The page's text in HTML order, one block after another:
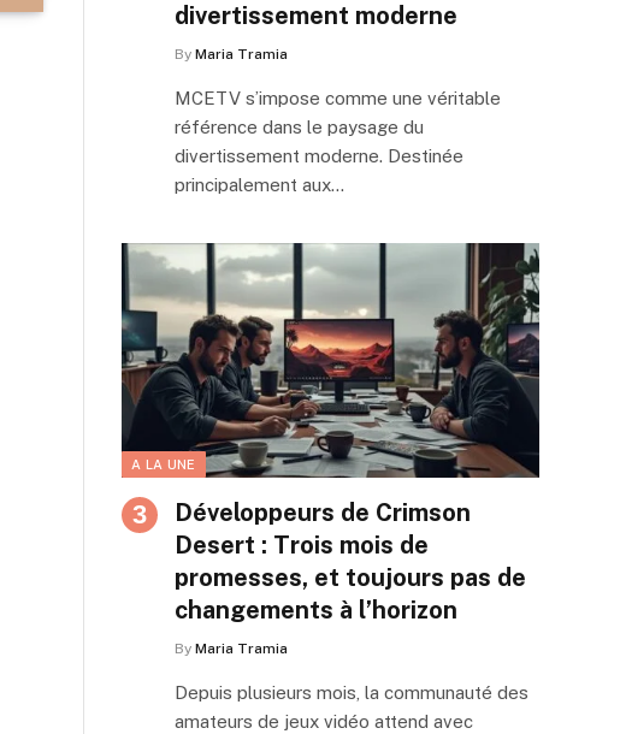
divertissement moderne
By Maria Tramia
MCETV s’impose comme une véritable
référence dans le paysage du
divertissement moderne. Destinée
principalement aux…
A LA UNE
Développeurs de Crimson
Desert : Trois mois de
promesses, et toujours pas de
changements à l’horizon
By Maria Tramia
Depuis plusieurs mois, la communauté des
amateurs de jeux vidéo attend avec